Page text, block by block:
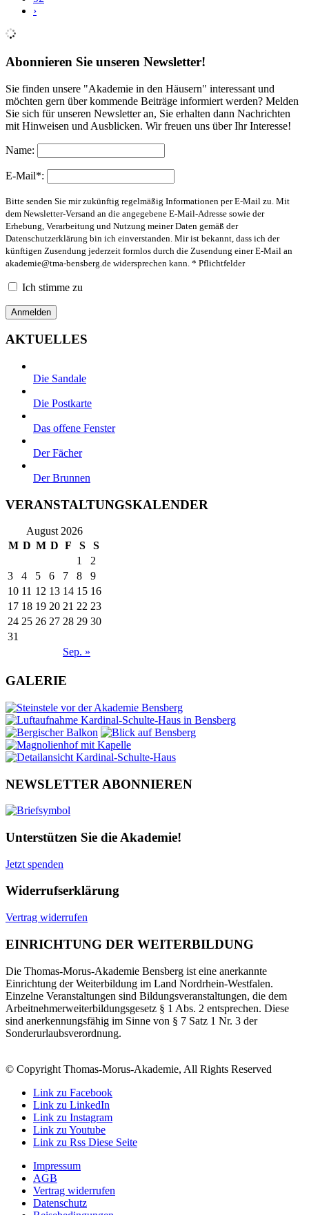
›
Abonnieren Sie unseren Newsletter!
Sie finden unsere "Akademie in den Häusern" interessant und
möchten gern über kommende Beiträge informiert werden? Melden
Sie sich für unseren Newsletter an, Sie erhalten dann Nachrichten
mit Hinweisen und Ausblicken. Wir freuen uns über Ihr Interesse!
Name:
E-Mail*:
Bitte senden Sie mir zukünftig regelmäßig Informationen per E-Mail zu. Mit
dem Newsletter-Versand an die angegebene E-Mail-Adresse sowie der
Erhebung, Verarbeitung und Nutzung meiner Daten gemäß der
Datenschutzerklärung bin ich einverstanden. Mir ist bekannt, dass ich der
künftigen Zusendung jederzeit formlos durch die Zusendung einer E-Mail an
akademie@tma-bensberg.de widersprechen kann. * Pflichtfelder
Ich stimme zu
AKTUELLES
Die Sandale
Die Postkarte
Das offene Fenster
Der Fächer
Der Brunnen
VERANSTALTUNGSKALENDER
August 2026
M D M D F S S
Sep. »
1
2
3
4 5 6 7 8
9
10 11 12 13 14 15 16
17 18 19 20 21 22 23
24 25 26 27 28 29 30
31
GALERIE
NEWSLETTER ABONNIEREN
Unterstützen Sie die Akademie!
Jetzt spenden
Widerrufserklärung
Vertrag widerrufen
EINRICHTUNG DER WEITERBILDUNG
Die Thomas-Morus-Akademie Bensberg ist eine anerkannte
Einrichtung der Weiterbildung im Land Nordrhein-Westfalen.
Einzelne Veranstaltungen sind Bildungsveranstaltungen, die dem
Arbeitnehmerweiterbildungsgesetz § 1 Abs. 2 entsprechen. Diese
sind anerkennungsfähig im Sinne von § 7 Satz 1 Nr. 3 der
Sonderurlaubsverordnung.
© Copyright Thomas-Morus-Akademie, All Rights Reserved
Link zu Facebook
Link zu LinkedIn
Link zu Instagram
Link zu Youtube
Link zu Rss Diese Seite
Impressum
AGB
Vertrag widerrufen
Datenschutz